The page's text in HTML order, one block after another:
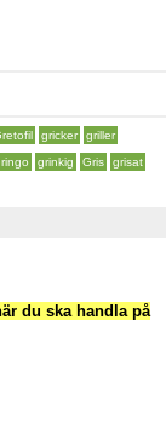
gricker
griller
grinkig Gris
grisat
du ska handla på